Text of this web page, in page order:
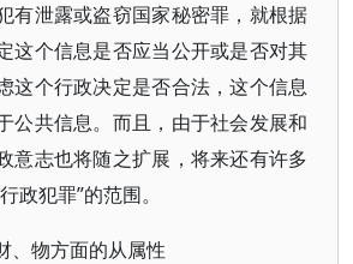
有泄露或盗窃国家秘密罪，就根据
这个信息是否应当公开或是否对其
这个行政决定是否合法，这个信息
公共信息。而且，由于社会发展和
意志也将随之扩展，将来还有许多
政犯罪”的范围。
、物方面的从属性